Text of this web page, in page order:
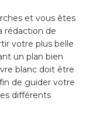
et vous êtes
rédaction de
votre plus belle
un plan bien
blanc doit être
de guider votre
différents